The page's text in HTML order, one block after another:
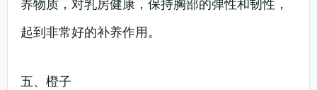
养物质，对乳房健康，保持胸部的弹性和韧性，
起到非常好的补养作用。
五、橙子